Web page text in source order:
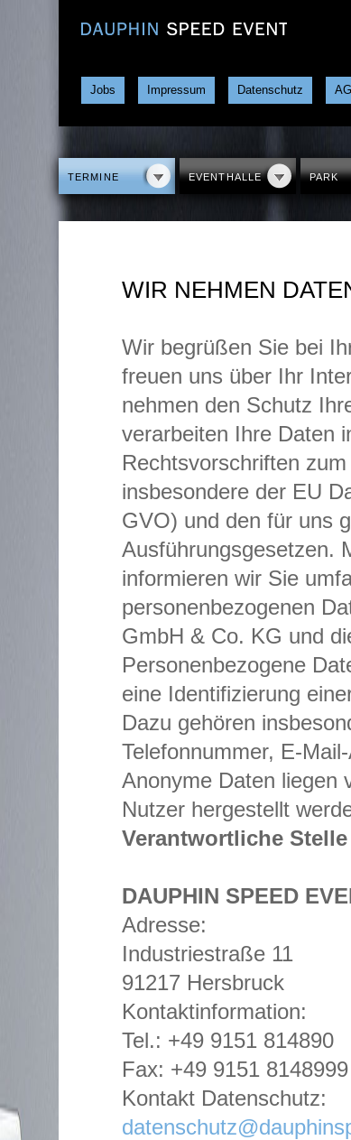
Jobs Impressum Datenschutz
TERMINE EVENTHALLE PARK
WIR NEHMEN
Wir begrüßen Sie bei
freuen uns über Ihr
nehmen den Schutz
verarbeiten Ihre Daten
Rechtsvorschriften
insbesondere der EU
GVO) und den für uns
Ausführungsgesetzen.
informieren wir Sie
personenbezogenen
GmbH & Co. KG und
Personenbezogene
eine Identifizierung
Dazu gehören
Telefonnummer, E-
Anonyme Daten liegen
Nutzer hergestellt
Verantwortliche
DAUPHIN SPEED
Adresse:
Industriestraße 11
91217 Hersbruck
Kontaktinformation:
Tel.: +49 9151 814890
Fax: +49 9151 8148999
Kontakt Datenschutz: